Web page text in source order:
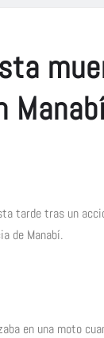
tarde tras un
de Manabí.
en una moto